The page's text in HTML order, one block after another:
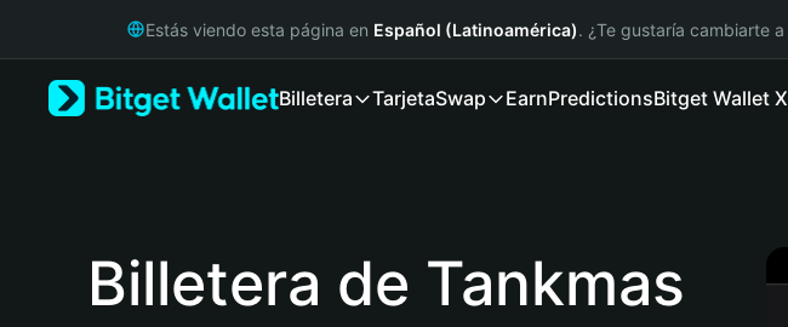
Русский
Estás viendo esta página en Español (Latinoamérica). ¿Te gustaría cambiarte a
Billetera TarjetaSwap EarnPredictionsBitget Wallet X
Billetera de Tankmas